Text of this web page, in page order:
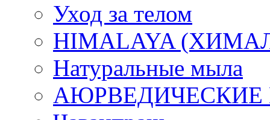
Уход за телом
HIMALAYA
Натуральные мыла